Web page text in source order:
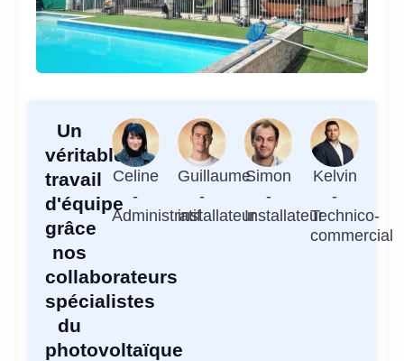
Un
véritable
travail
d'équipe
grâce
nos
collaborateurs
spécialistes
du
photovoltaïque
Celine
-
Administratif
Guillaume
-
installateur
Simon
-
Installateur
Kelvin
-
Technico-
commercial